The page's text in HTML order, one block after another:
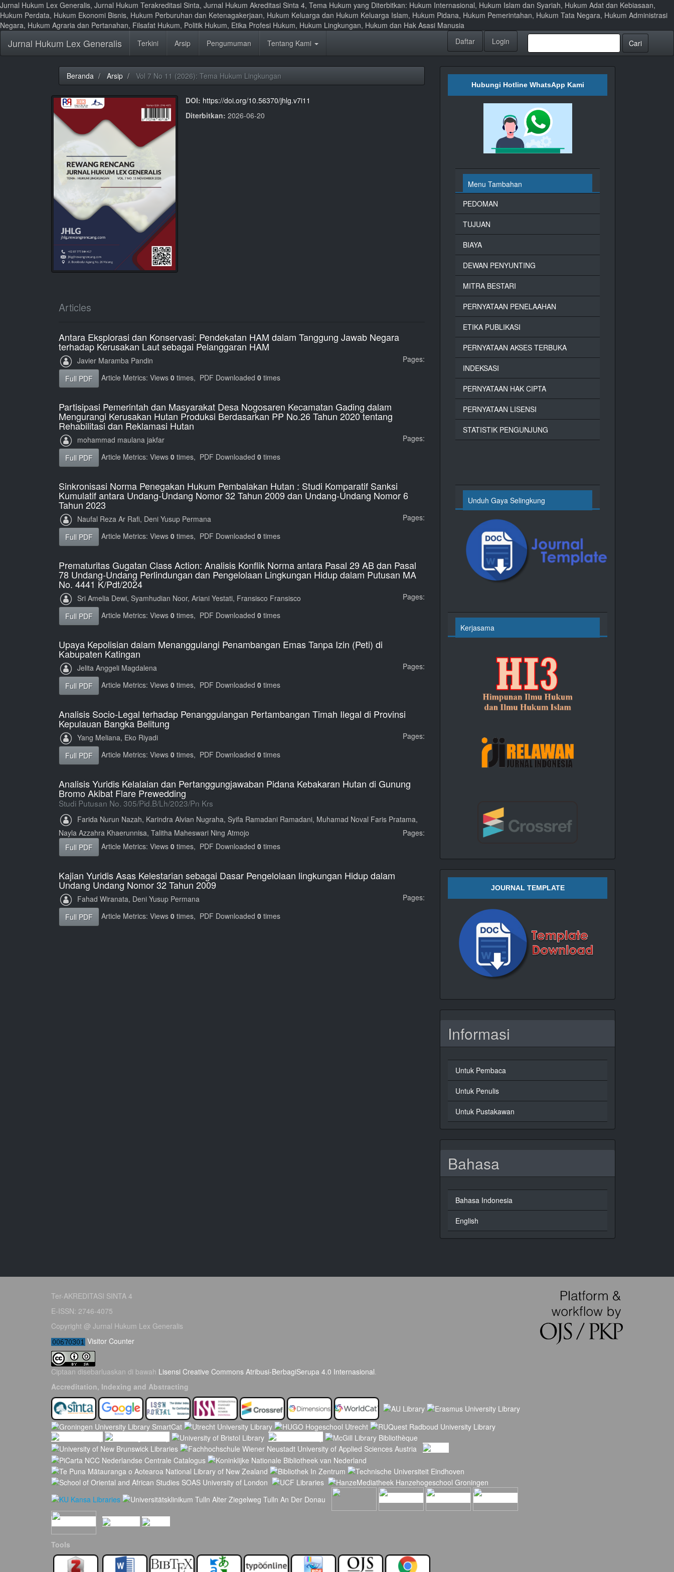
Jurnal Hukum Lex Generalis, Jurnal Hukum Terakreditasi Sinta, Jurnal Hukum Akreditasi Sinta 4, Tema Hukum yang Diterbitkan: Hukum Internasional, Hukum Islam dan Syariah, Hukum Adat dan Kebiasaan,
Hukum Perdata, Hukum Ekonomi Bisnis, Hukum Perburuhan dan Ketenagakerjaan, Hukum Keluarga dan Hukum Keluarga Islam, Hukum Pidana, Hukum Pemerintahan, Hukum Tata Negara, Hukum Administrasi
Negara, Hukum Agraria dan Pertanahan, Filsafat Hukum, Politik Hukum, Etika Profesi Hukum, Hukum Lingkungan, Hukum dan Hak Asasi Manusia
isi
Jurnal Hukum Lex Generalis Terkini Arsip Pengumuman Tentang Kami Cari
Daftar Login
Beranda Arsip Vol 7 No 11 (2026): Tema Hukum Lingkungan
DOI: https://doi.org/10.56370/jhlg.v7i11
Diterbitkan:2026-06-20
Articles
Antara Eksplorasi dan Konservasi: Pendekatan HAM dalam Tanggung Jawab Negara
terhadap Kerusakan Laut sebagai Pelanggaran HAM
Javier Maramba Pandin
Pages:
Full PDF
Article Metrics: Views 0 times, PDF Downloaded 0 times
Partisipasi Pemerintah dan Masyarakat Desa Nogosaren Kecamatan Gading dalam
Mengurangi Kerusakan Hutan Produksi Berdasarkan PP No.26 Tahun 2020 tentang
Rehabilitasi dan Reklamasi Hutan
mohammad maulana jakfar
Pages:
Full PDF
Article Metrics: Views 0 times, PDF Downloaded 0 times
Sinkronisasi Norma Penegakan Hukum Pembalakan Hutan : Studi Komparatif Sanksi
Kumulatif antara Undang-Undang Nomor 32 Tahun 2009 dan Undang-Undang Nomor 6
Tahun 2023
Naufal Reza Ar Rafi, Deni Yusup Permana
Pages:
Full PDF
Article Metrics: Views 0 times, PDF Downloaded 0 times
Prematuritas Gugatan Class Action: Analisis Konflik Norma antara Pasal 29 AB dan Pasal
78 Undang-Undang Perlindungan dan Pengelolaan Lingkungan Hidup dalam Putusan MA
No. 4441 K/Pdt/2024
Sri Amelia Dewi, Syamhudian Noor, Ariani Yestati, Fransisco Fransisco
Pages:
Full PDF
Article Metrics: Views 0 times, PDF Downloaded 0 times
Upaya Kepolisian dalam Menanggulangi Penambangan Emas Tanpa Izin (Peti) di
Kabupaten Katingan
Jelita Anggeli Magdalena
Pages:
Full PDF
Article Metrics: Views 0 times, PDF Downloaded 0 times
Analisis Socio-Legal terhadap Penanggulangan Pertambangan Timah Ilegal di Provinsi
Kepulauan Bangka Belitung
Yang Meliana, Eko Riyadi
Pages:
Full PDF
Article Metrics: Views 0 times, PDF Downloaded 0 times
Analisis Yuridis Kelalaian dan Pertanggungjawaban Pidana Kebakaran Hutan di Gunung
Bromo Akibat Flare Prewedding
Studi Putusan No. 305/Pid.B/Lh/2023/Pn Krs
Farida Nurun Nazah, Karindra Alvian Nugraha, Syifa Ramadani Ramadani, Muhamad Noval Faris Pratama,
Nayla Azzahra Khaerunnisa, Talitha Maheswari Ning Atmojo
Pages:
Full PDF
Article Metrics: Views 0 times, PDF Downloaded 0 times
Kajian Yuridis Asas Kelestarian sebagai Dasar Pengelolaan lingkungan Hidup dalam
Undang Undang Nomor 32 Tahun 2009
Fahad Wiranata, Deni Yusup Permana
Pages:
Full PDF
Article Metrics: Views 0 times, PDF Downloaded 0 times
Hubungi Hotline WhatsApp Kami
Menu Tambahan
PEDOMAN
TUJUAN
BIAYA
DEWAN PENYUNTING
MITRA BESTARI
PERNYATAAN PENELAAHAN
ETIKA PUBLIKASI
PERNYATAAN AKSES TERBUKA
INDEKSASI
PERNYATAAN HAK CIPTA
PERNYATAAN LISENSI
STATISTIK PENGUNJUNG
Unduh Gaya Selingkung
Kerjasama
JOURNAL TEMPLATE
Informasi
Untuk Pembaca
Untuk Penulis
Untuk Pustakawan
Bahasa
Bahasa Indonesia
English
Ter-AKREDITASI SINTA 4
E-ISSN: 2746-4075
Copyright @ Jurnal Hukum Lex Generalis
Visitor Counter
Ciptaan disebarluaskan di bawah Lisensi Creative Commons Atribusi-BerbagiSerupa 4.0 Internasional.
Accreditation, Indexing and Abstracting
Tools